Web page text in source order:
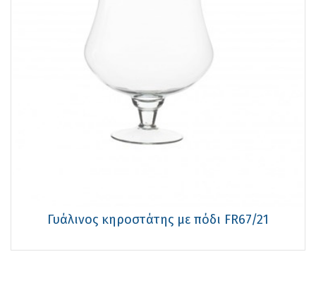
Γυάλινος κηροστάτης με πόδι FR67/21